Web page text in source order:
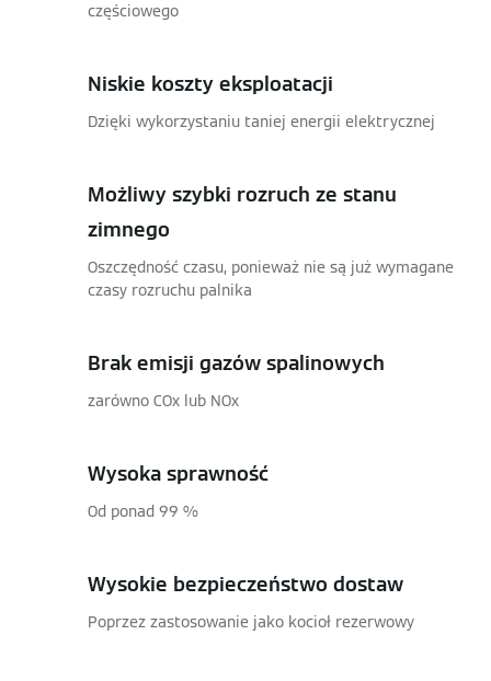
częściowego
Niskie koszty eksploatacji
Dzięki wykorzystaniu taniej energii elektrycznej
Możliwy szybki rozruch ze stanu
zimnego
Oszczędność czasu, ponieważ nie są już wymagane
czasy rozruchu palnika
Brak emisji gazów spalinowych
zarówno COx lub NOx
Wysoka sprawność
Od ponad 99 %
Wysokie bezpieczeństwo dostaw
Poprzez zastosowanie jako kocioł rezerwowy